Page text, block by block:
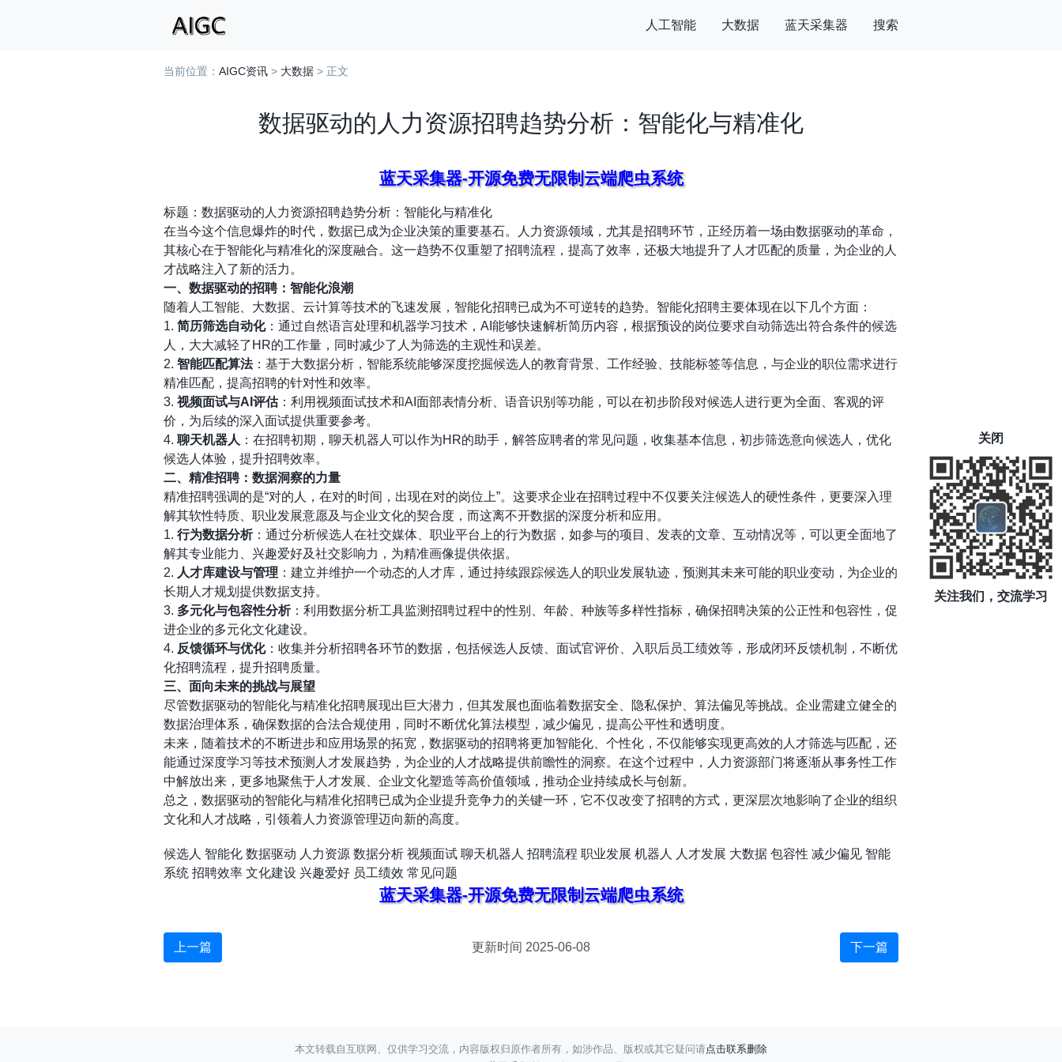
人工智能 大数据 蓝天采集器 搜索
当前位置： AIGC资讯 > 大数据 > 正文
数据驱动的人力资源招聘趋势分析：智能化与精准化
蓝天采集器-开源免费无限制云端爬虫系统
标题：数据驱动的人力资源招聘趋势分析：智能化与精准化
在当今这个信息爆炸的时代，数据已成为企业决策的重要基石。人力资源领域，尤其是招聘环节，正经历着一场由数据驱动的革命，
其核心在于智能化与精准化的深度融合。这一趋势不仅重塑了招聘流程，提高了效率，还极大地提升了人才匹配的质量，为企业的人
才战略注入了新的活力。
一、数据驱动的招聘：智能化浪潮
随着人工智能、大数据、云计算等技术的飞速发展，智能化招聘已成为不可逆转的趋势。智能化招聘主要体现在以下几个方面：
1. 简历筛选自动化：通过自然语言处理和机器学习技术，AI能够快速解析简历内容，根据预设的岗位要求自动筛选出符合条件的候选
人，大大减轻了HR的工作量，同时减少了人为筛选的主观性和误差。
2. 智能匹配算法：基于大数据分析，智能系统能够深度挖掘候选人的教育背景、工作经验、技能标签等信息，与企业的职位需求进行
精准匹配，提高招聘的针对性和效率。
3. 视频面试与AI评估：利用视频面试技术和AI面部表情分析、语音识别等功能，可以在初步阶段对候选人进行更为全面、客观的评
价，为后续的深入面试提供重要参考。
4. 聊天机器人 ：在招聘初期，聊天机器人可以作为HR的助手，解答应聘者的常见问题，收集基本信息，初步筛选意向候选人，优化
候选人体验，提升招聘效率。
二、精准招聘：数据洞察的力量
精准招聘强调的是“对的人，在对的时间，出现在对的岗位上”。这要求企业在招聘过程中不仅要关注候选人的硬性条件，更要深入理
解其软性特质、职业发展意愿及与企业文化的契合度，而这离不开数据的深度分析和应用。
1. 行为数据分析：通过分析候选人在社交媒体、职业平台上的行为数据，如参与的项目、发表的文章、互动情况等，可以更全面地了
解其专业能力、兴趣爱好及社交影响力，为精准画像提供依据。
2. 人才库建设与管理 ：建立并维护一个动态的人才库，通过持续跟踪候选人的职业发展轨迹，预测其未来可能的职业变动，为企业的
长期人才规划提供数据支持。
3. 多元化与包容性分析：利用数据分析工具监测招聘过程中的性别、年龄、种族等多样性指标，确保招聘决策的公正性和包容性，促
进企业的多元化文化建设。
4. 反馈循环与优化：收集并分析招聘各环节的数据，包括候选人反馈、面试官评价、入职后员工绩效等，形成闭环反馈机制，不断优
化招聘流程，提升招聘质量。
三、面向未来的挑战与展望
尽管数据驱动的智能化与精准化招聘展现出巨大潜力，但其发展也面临着数据安全、隐私保护、算法偏见等挑战。企业需建立健全的
数据治理体系，确保数据的合法合规使用，同时不断优化算法模型，减少偏见，提高公平性和透明度。
未来，随着技术的不断进步和应用场景的拓宽，数据驱动的招聘将更加智能化、个性化，不仅能够实现更高效的人才筛选与匹配，还
能通过深度学习等技术预测人才发展趋势，为企业的人才战略提供前瞻性的洞察。在这个过程中，人力资源部门将逐渐从事务性工作
中解放出来，更多地聚焦于人才发展、企业文化塑造等高价值领域，推动企业持续成长与创新。
总之，数据驱动的智能化与精准化招聘已成为企业提升竞争力的关键一环，它不仅改变了招聘的方式，更深层次地影响了企业的组织
文化和人才战略，引领着人力资源管理迈向新的高度。
候选人 智能化 数据驱动 人力资源 数据分析 视频面试 聊天机器人 招聘流程 职业发展 机器人 人才发展 大数据 包容性 减少偏见 智能
系统 招聘效率 文化建设 兴趣爱好 员工绩效 常见问题
蓝天采集器-开源免费无限制云端爬虫系统
上一篇 更新时间 2025-06-08 下一篇
本文转载自互联网、仅供学习交流，内容版权归原作者所有，如涉作品、版权或其它疑问请点击联系删除
关闭
关注我们，交流学习